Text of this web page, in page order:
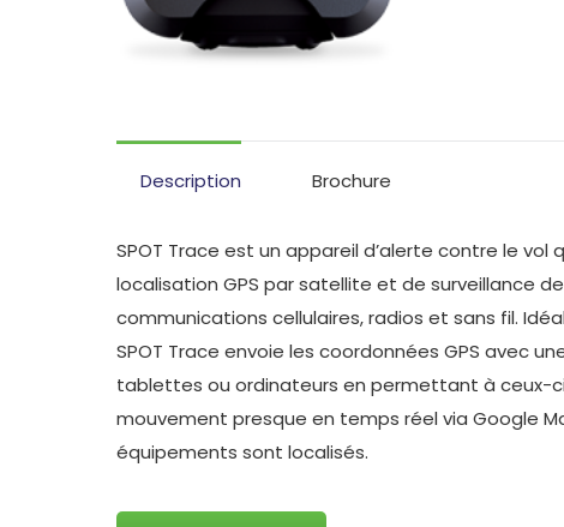
Description Brochure
SPOT Trace est un appareil d’alerte contre le
localisation GPS par satellite et de surveillance
communications cellulaires, radios et sans fil.
SPOT Trace envoie les coordonnées GPS avec
tablettes ou ordinateurs en permettant à ceux-
mouvement presque en temps réel via Google
équipements sont localisés.